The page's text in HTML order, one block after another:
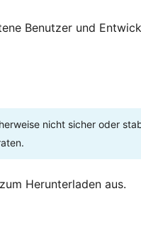
Benutzer und
nicht sicher oder
Herunterladen aus.